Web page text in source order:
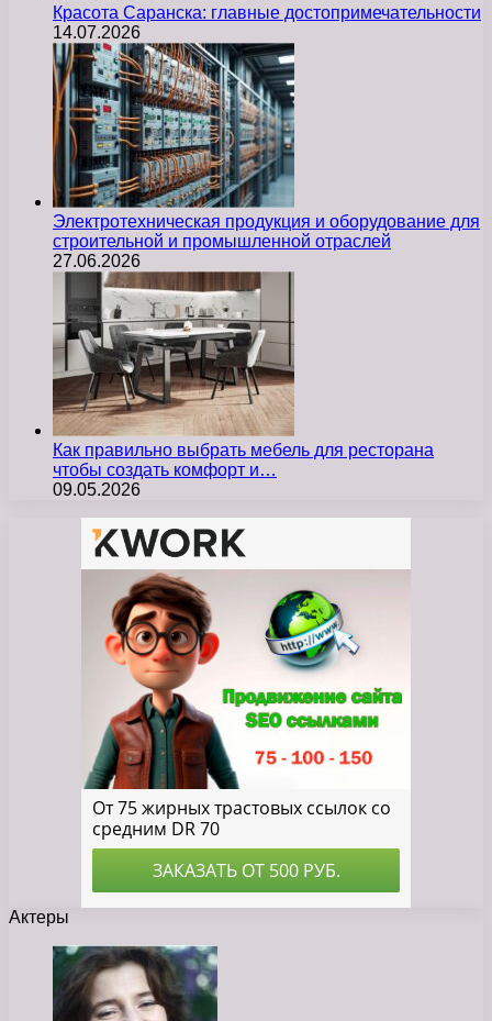
Красота Саранска: главные достопримечательности
14.07.2026
Электротехническая продукция и оборудование для
строительной и промышленной отраслей
27.06.2026
Как правильно выбрать мебель для ресторана
чтобы создать комфорт и…
09.05.2026
Актеры